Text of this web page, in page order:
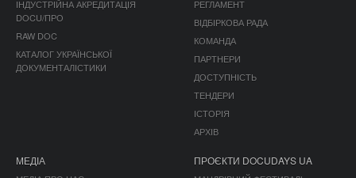
ІНДУСТРІЙНА АКРЕДИТАЦІЯ
DOCU/ПРО
RAW DOC
КАТАЛОГ УКРАЇНСЬКОЇ
ДОКУМЕНТАЛІСТИКИ
РЕГЛАМЕНТ
ВІДБІРКОВА РАДА
КОМАНДА
ПАРТНЕРИ
ДОСТУПНІСТЬ
ТЕНДЕРИ
ІСТОРІЯ
АРХІВ
МЕДІА ПРОЄКТИ DOCUDAYS UA